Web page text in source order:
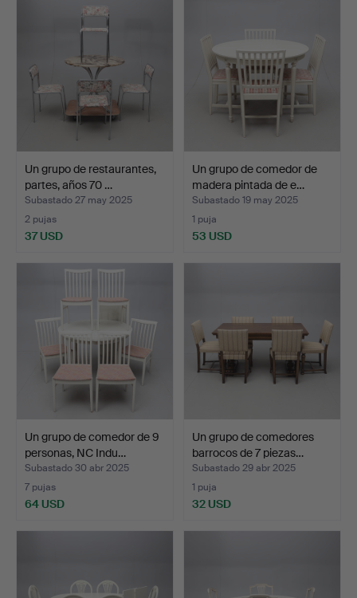
Un grupo de restaurantes,
partes, años 70 …
Subastado 27 may 2025
2 pujas
37 USD
Un grupo de comedor de
madera pintada de e…
Subastado 19 may 2025
1 puja
53 USD
Un grupo de comedor de 9
personas, NC Indu…
Subastado 30 abr 2025
7 pujas
64 USD
Un grupo de comedores
barrocos de 7 piezas…
Subastado 29 abr 2025
1 puja
32 USD